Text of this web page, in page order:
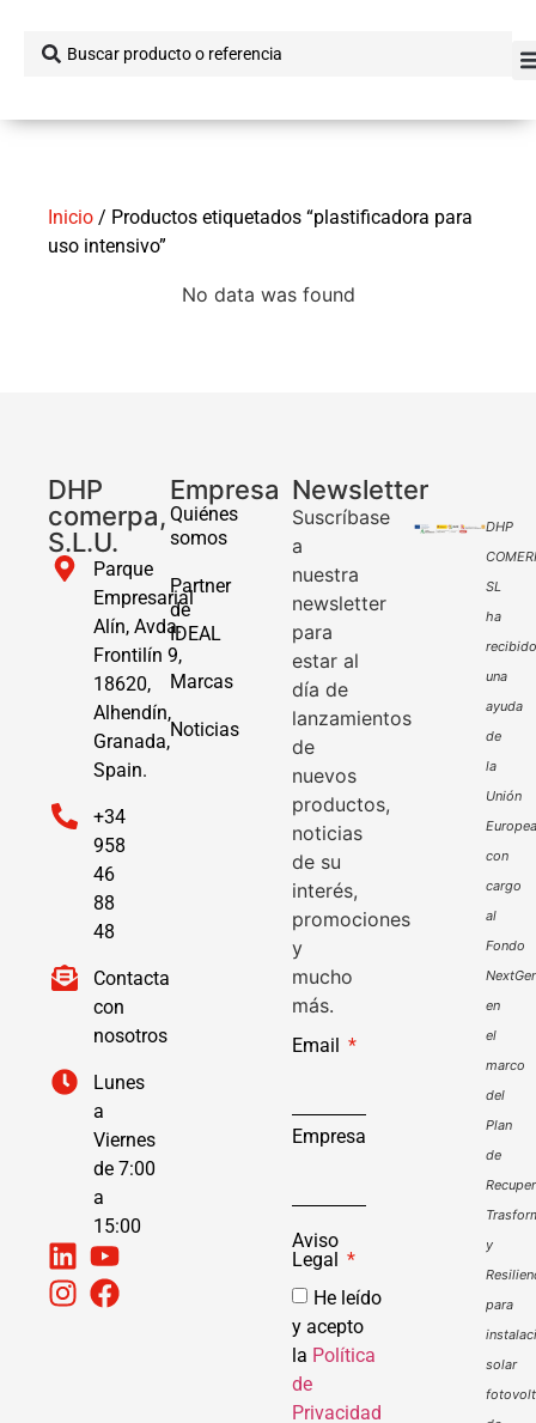
Inicio / Productos etiquetados “plastificadora para
uso intensivo”
No data was found
DHP
comerpa,
S.L.U.
Parque
Empresarial
Alín, Avda.
Frontilín 9,
18620,
Alhendín,
Granada,
Spain.
+34
958
46
88
48
Contacta
con
nosotros
Lunes
a
Viernes
de 7:00
a
15:00
Empresa
Quiénes
somos
Partner
de
IDEAL
Marcas
Noticias
Newsletter
Suscríbase
a
nuestra
newsletter
para
estar al
día de
lanzamientos
de
nuevos
productos,
noticias
de su
interés,
promociones
y
mucho
más.
Email
Empresa
Aviso
Legal
He leído
y acepto
la Política
de
Privacidad
DHP
SL
ha
recibido
una
ayuda
de
la
Unión
Europea
con
cargo
al
Fondo
en
el
marco
del
Plan
de
y
para
solar